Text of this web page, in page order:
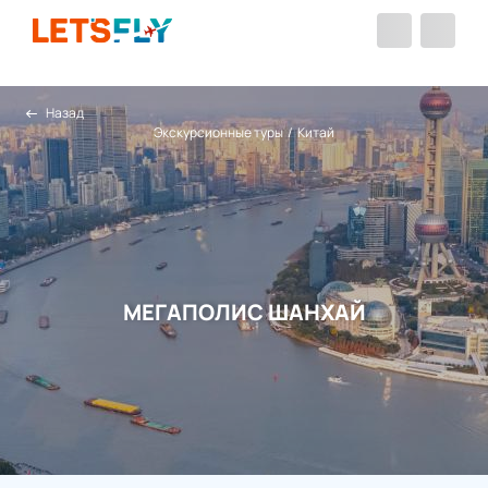
Назад
Экскурсионные туры / Китай
МЕГАПОЛИС ШАНХАЙ